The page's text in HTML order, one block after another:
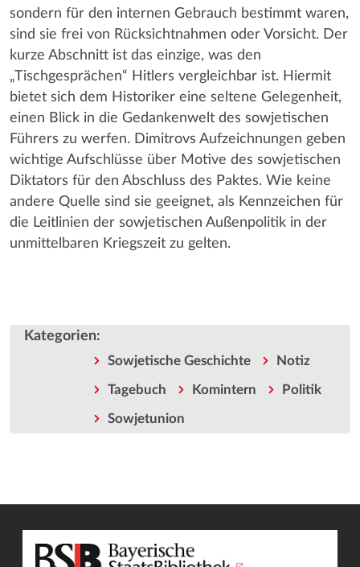
sondern für den internen Gebrauch bestimmt waren,
sind sie frei von Rücksichtnahmen oder Vorsicht. Der
kurze Abschnitt ist das einzige, was den
„Tischgesprächen“ Hitlers vergleichbar ist. Hiermit
bietet sich dem Historiker eine seltene Gelegenheit,
einen Blick in die Gedankenwelt des sowjetischen
Führers zu werfen. Dimitrovs Aufzeichnungen geben
wichtige Aufschlüsse über Motive des sowjetischen
Diktators für den Abschluss des Paktes. Wie keine
andere Quelle sind sie geeignet, als Kennzeichen für
die Leitlinien der sowjetischen Außenpolitik in der
unmittelbaren Kriegszeit zu gelten.
Kategorien:
Sowjetische Geschichte Notiz
Tagebuch Komintern Politik
Sowjetunion